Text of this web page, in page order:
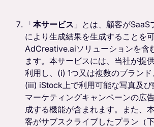
「本サービス 」とは、顧客がSaaS
により生成結果を生成することを可
AdCreative.aiソリューションを含
ます。本サービスには、当社が提
利用し、(i) 1つ又は複数のブラン
(iii) iStock上で利用可能な写真及び
マーケティングキャンペーンの広
成する機能が含まれます。また、
客がサブスクライブしたプラン（